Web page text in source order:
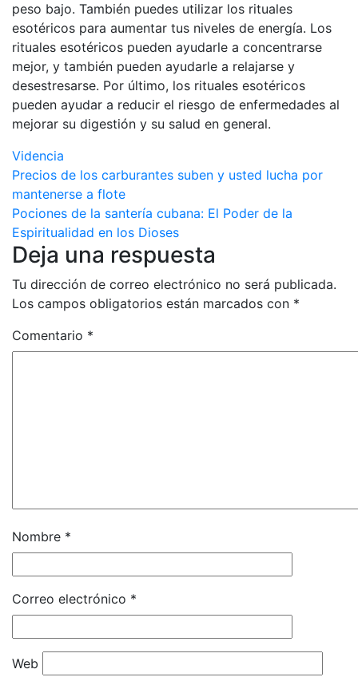
peso bajo. También puedes utilizar los rituales
esotéricos para aumentar tus niveles de energía. Los
rituales esotéricos pueden ayudarle a concentrarse
mejor, y también pueden ayudarle a relajarse y
desestresarse. Por último, los rituales esotéricos
pueden ayudar a reducir el riesgo de enfermedades al
mejorar su digestión y su salud en general.
Videncia
Navegación
de
entradas
Precios de los carburantes suben y usted lucha por
mantenerse a flote
Pociones de la santería cubana: El Poder de la
Espiritualidad en los Dioses
Deja una respuesta
Tu dirección de correo electrónico no será publicada.
Los campos obligatorios están marcados con *
Comentario *
Nombre *
Correo electrónico *
Web